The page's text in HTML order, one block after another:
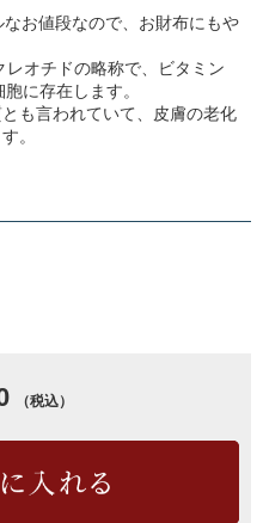
お値段なので、お財布にもや
オチドの略称で、ビタミン
に存在します。
も言われていて、皮膚の老化
。
（税込）